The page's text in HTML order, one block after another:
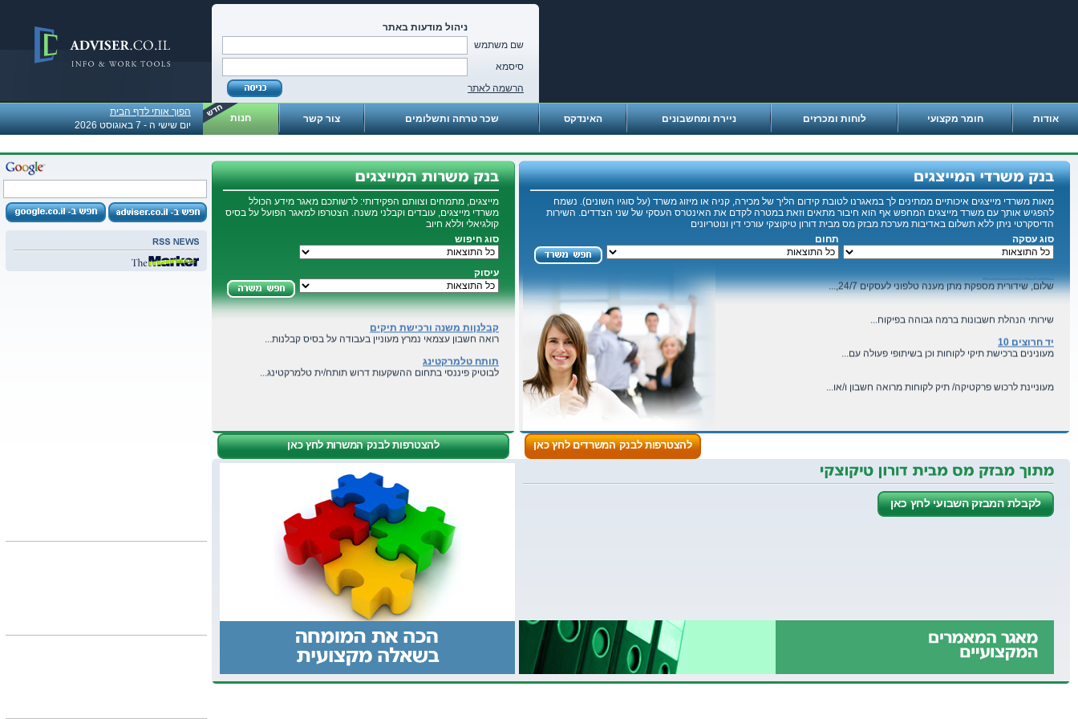
ניהול מודעות באתר
שם משתמש
סיסמא
הרשמה לאתר
אודות חומר מקצועי לוחות ומכרזים ניירת ומחשבונים האינדקס שכר טרחה ותשלומים צור קשר חנות
הפוך אותי לדף הבית
יום שישי ה - 7 באוגוסט 2026
מאות משרדי מייצגים איכותיים ממתינים לך במאגרנו לטובת קידום הליך של מכירה, קניה או מיזוג משרד (על סוגיו השונים). נשמח
להפגיש אותך עם משרד מייצגים המחפש אף הוא חיבור מתאים וזאת במטרה לקדם את האינטרס העסקי של שני הצדדים. השירות
הדיסקרטי ניתן ללא תשלום באדיבות מערכת מבזק מס מבית דורון טיקוצקי עורכי דין ונוטריונים
סוג עסקה
תחום
יובל שניר
תל אביב
אנו נעניק לך ולצוות שלך את ארגזי הכלים אשר יאפשרו לך...
משרד רואי חשבון מעוניין ברכישת פרקטיקה/ תיק...
ניסיון עסקי של 20 שנה בניהול חברה סיטונאית קורס...
שלום, שידורית מספקת מתן מענה טלפוני לעסקים 24/7,...
שירותי הנהלת חשבונות ברמה גבוהה בפיקוח...
יד חרוצים 10
מעונינים ברכישת תיקי לקוחות וכן בשיתופי פעולה עם...
מעוניינת לרכוש פרקטיקה/ תיק לקוחות מרואה חשבון ו/או...
להצטרפות לבנק המשרדים לחץ כאן
מייצגים, מתמחים וצוותם הפקידותי: לרשותכם מאגר מידע הכולל
משרדי מייצגים, עובדים וקבלני משנה. הצטרפו למאגר הפועל על בסיס
קולגיאלי וללא חיוב
סוג חיפוש
עיסוק
פרילנסר לתפקידי חשבות וניהול כספים
מנהל כספים בעל נסיון רב בכל תחומי התעשייה, מעוניין לתת...
רואת חשבון פרילנסרית
יועץ מס
...
יועץ מס
דרוש מנהל חשבונות ,יועץ מס ,רואה חשבון
שת"פ ורכישת תיקים
רואה חשבון נמרץ מעוניין בעבודה על בסיס קבלנות משנה...
קבלנןות משנה ורכישת תיקים
רואה חשבון עצמאי נמרץ מעוניין בעבודה על בסיס קבלנות...
תותח טלמרקטינג
לבוטיק פיננסי בתחום ההשקעות דרוש תותח/ית טלמרקטינג...
להצטרפות לבנק המשרות לחץ כאן
לקבלת המבזק השבועי לחץ כאן